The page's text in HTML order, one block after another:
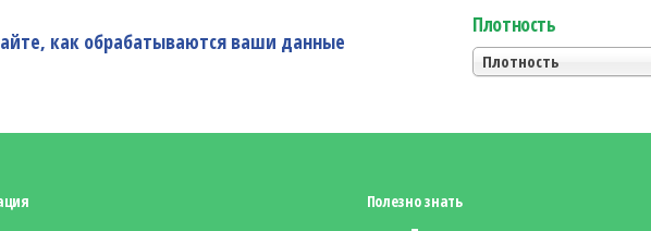
как обрабатываются ваши данные
Плотность
Плотность
Полезно знать